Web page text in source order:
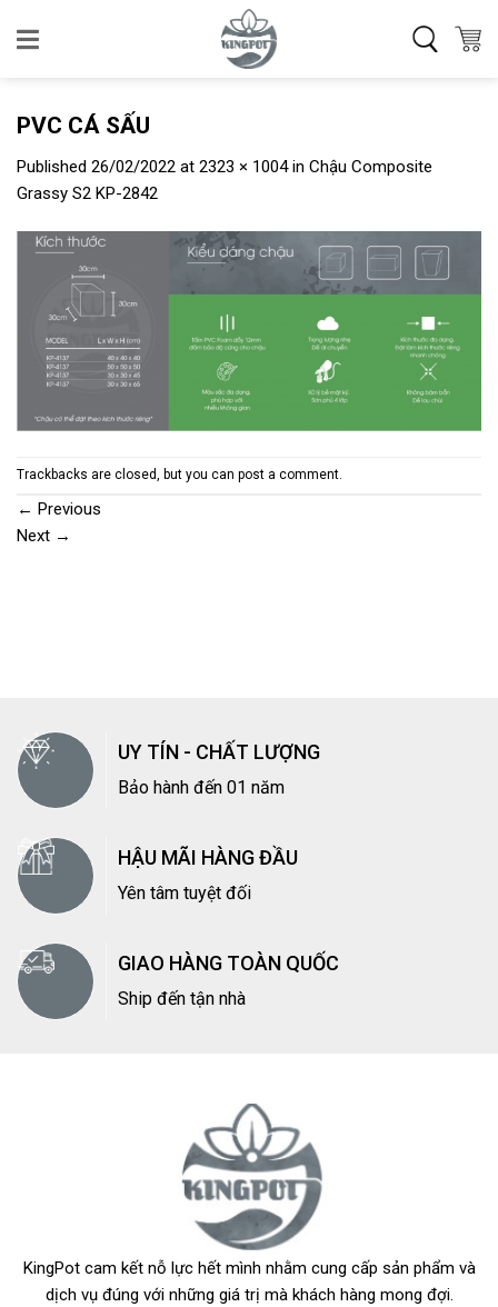
PVC CÁ SẤU
Published 26/02/2022 at 2323 × 1004in Chậu Composite
Grassy S2 KP-2842
Trackbacks are closed, but you can post a comment.
← Previous
Next →
UY TÍN - CHẤT LƯỢNG
Bảo hành đến 01 năm
HẬU MÃI HÀNG ĐẦU
Yên tâm tuyệt đối
GIAO HÀNG TOÀN QUỐC
Ship đến tận nhà
KingPot cam kết nỗ lực hết mình nhằm cung cấp sản phẩm và
dịch vụ đúng với những giá trị mà khách hàng mong đợi.